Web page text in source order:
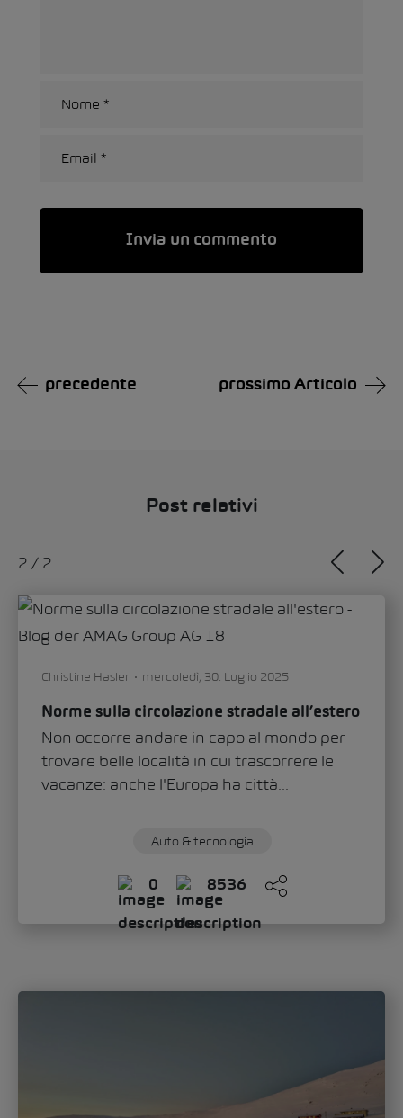
precedente prossimo Articolo
Post relativi
1 / 2
«Modern Solid»: ecco come lo Škoda Epiq
definisce il nuovo volto del marchio